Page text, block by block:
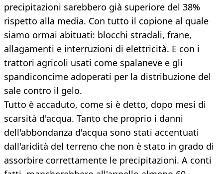
precipitazioni sarebbero già superiore del 38%
rispetto alla media. Con tutto il copione al quale
siamo ormai abituati: blocchi stradali, frane,
allagamenti e interruzioni di elettricità. E con i
trattori agricoli usati come spalaneve e gli
spandiconcime adoperati per la distribuzione del
sale contro il gelo.
Tutto è accaduto, come si è detto, dopo mesi di
scarsità d'acqua. Tanto che proprio i danni
dell'abbondanza d'acqua sono stati accentuati
dall'aridità del terreno che non è stato in grado di
assorbire correttamente le precipitazioni. A conti